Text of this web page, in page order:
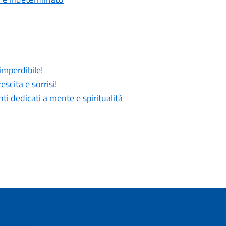
e sorrisi!
dedicati a mente e spiritualità